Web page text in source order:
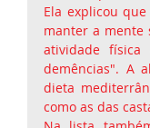
Ela explicou
manter a mente
atividade
demências". A
dieta
como as das